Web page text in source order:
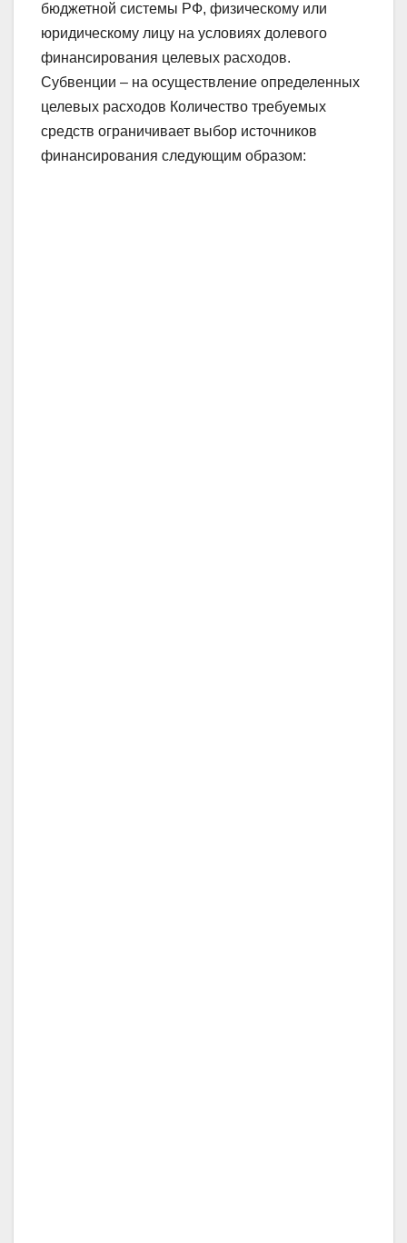
бюджетной системы РФ, физическому или
юридическому лицу на условиях долевого
финансирования целевых расходов.
Субвенции – на осуществление определенных
целевых расходов Количество требуемых
средств ограничивает выбор источников
финансирования следующим образом: